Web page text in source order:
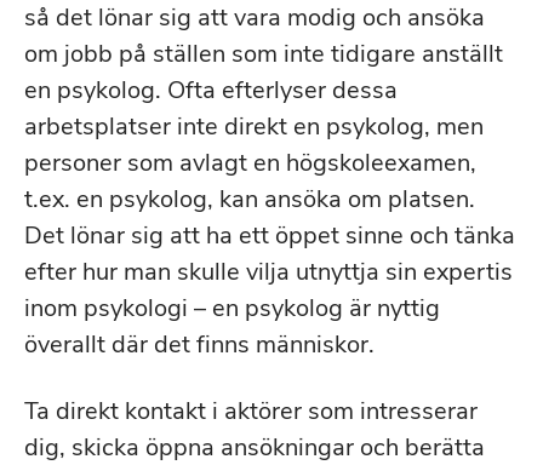
så det lönar sig att vara modig och ansöka
om jobb på ställen som inte tidigare anställt
en psykolog. Ofta efterlyser dessa
arbetsplatser inte direkt en psykolog, men
personer som avlagt en högskoleexamen,
t.ex. en psykolog, kan ansöka om platsen.
Det lönar sig att ha ett öppet sinne och tänka
efter hur man skulle vilja utnyttja sin expertis
inom psykologi – en psykolog är nyttig
överallt där det finns människor.
Ta direkt kontakt i aktörer som intresserar
dig, skicka öppna ansökningar och berätta